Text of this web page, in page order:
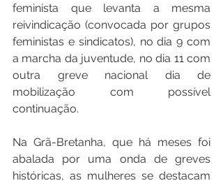
feminista que levanta a mesma
reivindicação (convocada por grupos
feministas e sindicatos), no dia 9 com
a marcha da juventude, no dia 11 com
outra greve nacional dia de
mobilização com possível
continuação.
Na Grã-Bretanha, que há meses foi
abalada por uma onda de greves
históricas, as mulheres se destacam